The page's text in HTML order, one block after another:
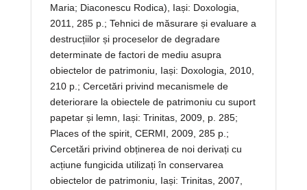
Maria; Diaconescu Rodica), Iași: Doxologia,
2011, 285 p.; Tehnici de măsurare și evaluare a
destrucțiilor și proceselor de degradare
determinate de factori de mediu asupra
obiectelor de patrimoniu, Iași: Doxologia, 2010,
210 p.; Cercetări privind mecanismele de
deteriorare la obiectele de patrimoniu cu suport
papetar și lemn, Iași: Trinitas, 2009, p. 285;
Places of the spirit, CERMI, 2009, 285 p.;
Cercetări privind obținerea de noi derivați cu
acțiune fungicida utilizați în conservarea
obiectelor de patrimoniu, Iași: Trinitas, 2007,